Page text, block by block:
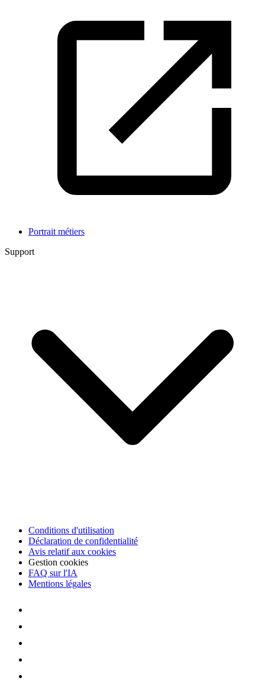
Portrait métiers
Support
Conditions d'utilisation
Déclaration de confidentialité
Avis relatif aux cookies
Gestion cookies
FAQ sur l'IA
Mentions légales